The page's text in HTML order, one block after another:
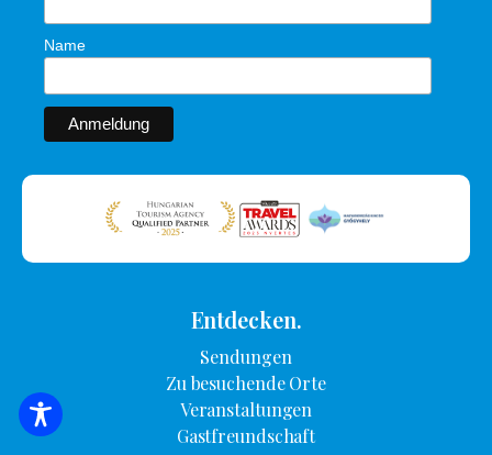
SUCHE NACH UNTERKUNFT
Name
Entdecken.
Sendungen
Zu besuchende Orte
Veranstaltungen
Gastfreundschaft